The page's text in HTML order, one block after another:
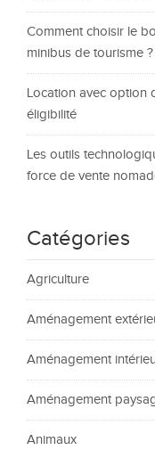
Comment choisir le
minibus de tourisme ?
Location avec option
éligibilité
Les outils
force de vente
Catégories
Agriculture
Aménagement
Aménagement
Aménagement
Animaux